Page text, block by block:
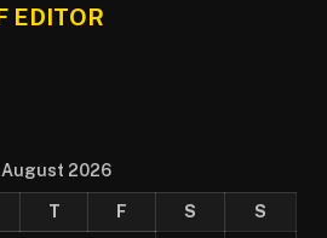
EDITOR
August 2026
T F S
S